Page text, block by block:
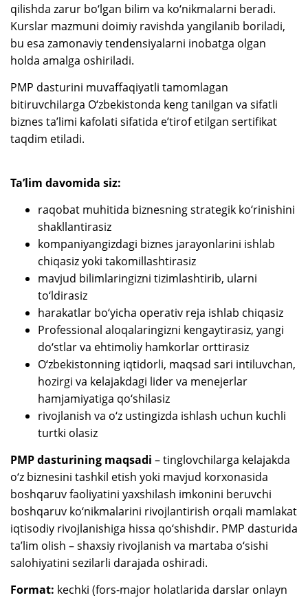
qilishda zarur bo‘lgan bilim va ko‘nikmalarni beradi.
Kurslar mazmuni doimiy ravishda yangilanib boriladi,
bu esa zamonaviy tendensiyalarni inobatga olgan
holda amalga oshiriladi.
PMP dasturini muvaffaqiyatli tamomlagan
bitiruvchilarga O‘zbekistonda keng tanilgan va sifatli
biznes ta’limi kafolati sifatida e’tirof etilgan sertifikat
taqdim etiladi.
Ta’lim davomida siz:
raqobat muhitida biznesning strategik ko‘rinishini
shakllantirasiz
kompaniyangizdagi biznes jarayonlarini ishlab
chiqasiz yoki takomillashtirasiz
mavjud bilimlaringizni tizimlashtirib, ularni
to‘ldirasiz
harakatlar bo‘yicha operativ reja ishlab chiqasiz
Professional aloqalaringizni kengaytirasiz, yangi
do‘stlar va ehtimoliy hamkorlar orttirasiz
O‘zbekistonning iqtidorli, maqsad sari intiluvchan,
hozirgi va kelajakdagi lider va menejerlar
hamjamiyatiga qo‘shilasiz
rivojlanish va o‘z ustingizda ishlash uchun kuchli
turtki olasiz
PMP dasturining maqsadi – tinglovchilarga kelajakda
o‘z biznesini tashkil etish yoki mavjud korxonasida
boshqaruv faoliyatini yaxshilash imkonini beruvchi
boshqaruv ko‘nikmalarini rivojlantirish orqali mamlakat
iqtisodiy rivojlanishiga hissa qo‘shishdir. PMP dasturida
ta’lim olish – shaxsiy rivojlanish va martaba o‘sishi
salohiyatini sezilarli darajada oshiradi.
Format: kechki (fors-major holatlarida darslar onlayn